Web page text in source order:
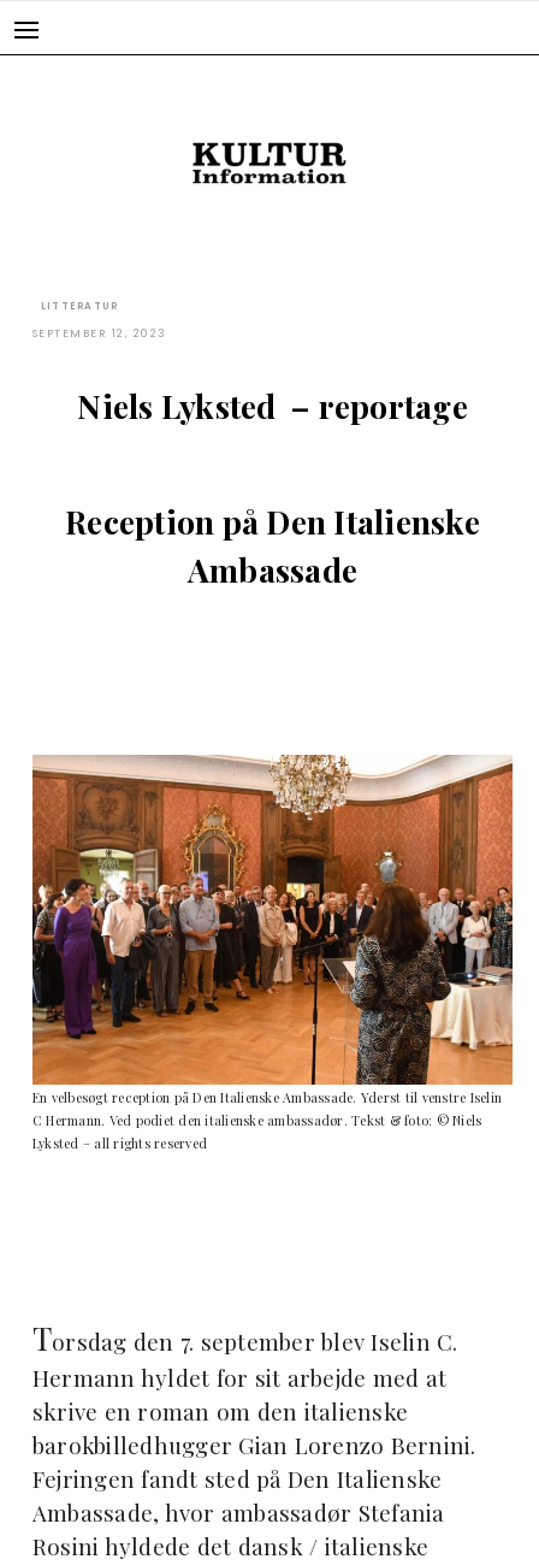
LITTERATUR
SEPTEMBER 12, 2023
Niels Lyksted – reportage
Reception på Den Italienske
Ambassade
En velbesøgt reception på Den Italienske Ambassade. Yderst til venstre Iselin
C Hermann. Ved podiet den italienske ambassadør. Tekst & foto: © Niels
Lyksted – all rights reserved
Torsdag den 7. september blev Iselin C.
Hermann hyldet for sit arbejde med at
skrive en roman om den italienske
barokbilledhugger Gian Lorenzo Bernini.
Fejringen fandt sted på Den Italienske
Ambassade, hvor ambassadør Stefania
Rosini hyldede det dansk / italienske